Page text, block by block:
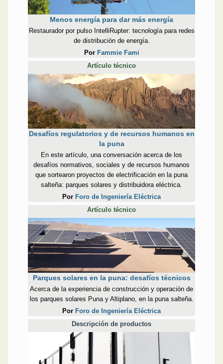
Menos energía para dar más energía
Restaurador por pulso IntelliRupter: tecnología para redes
de distribución de energía.
Por Fammie Fami
Artículo técnico
Desafíos regulatorios y de recursos humanos en
la puna
En este artículo, una conversación acerca de los
desafíos normativos, sociales y de recursos humanos
que sortearon proyectos de electrificación en la puna
salteña: parques solares y distribuidora eléctrica.
Por Foro de Ingeniería Eléctrica
Artículo técnico
Parques solares en la puna: desafíos técnicos
Acerca de la experiencia de construcción y operación de
los parques solares Puna y Altiplano, en la puna salteña.
Por Foro de Ingeniería Eléctrica
Descripción de productos